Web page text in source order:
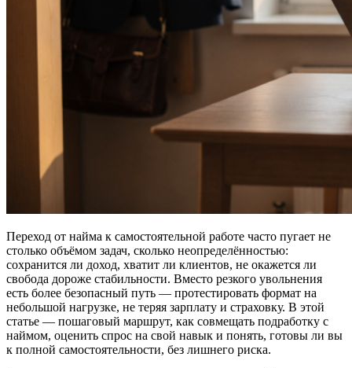
Переход от найма к самостоятельной работе часто пугает не
столько объёмом задач, сколько неопределённостью:
сохранится ли доход, хватит ли клиентов, не окажется ли
свобода дороже стабильности. Вместо резкого увольнения
есть более безопасный путь — протестировать формат на
небольшой нагрузке, не теряя зарплату и страховку. В этой
статье — пошаговый маршрут, как совмещать подработку с
наймом, оценить спрос на свой навык и понять, готовы ли вы
к полной самостоятельности, без лишнего риска.